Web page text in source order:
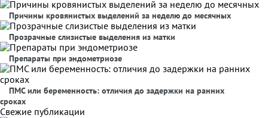
Причины кровянистых выделений за неделю до месячных
Прозрачные слизистые выделения из матки
Препараты при эндометриозе
ПМС или беременность: отличия до задержки на ранних
сроках
Свежие публикации